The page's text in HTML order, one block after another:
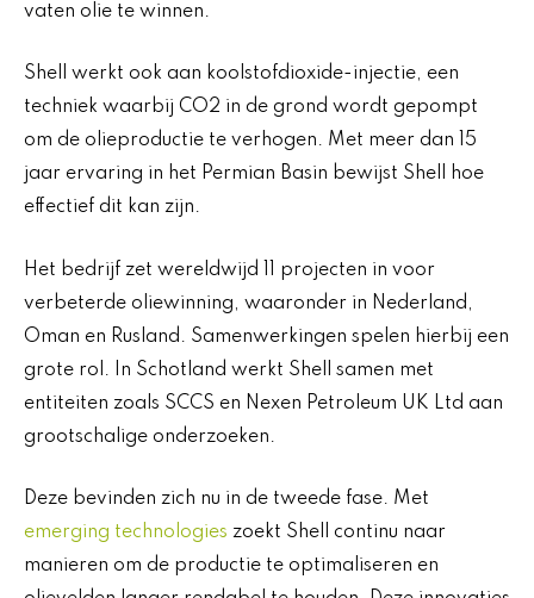
vaten olie te winnen.
Shell werkt ook aan koolstofdioxide-injectie, een
techniek waarbij CO2 in de grond wordt gepompt
om de olieproductie te verhogen. Met meer dan 15
jaar ervaring in het Permian Basin bewijst Shell hoe
effectief dit kan zijn.
Het bedrijf zet wereldwijd 11 projecten in voor
verbeterde oliewinning, waaronder in Nederland,
Oman en Rusland. Samenwerkingen spelen hierbij een
grote rol. In Schotland werkt Shell samen met
entiteiten zoals SCCS en Nexen Petroleum UK Ltd aan
grootschalige onderzoeken.
Deze bevinden zich nu in de tweede fase. Met
emerging technologies zoekt Shell continu naar
manieren om de productie te optimaliseren en